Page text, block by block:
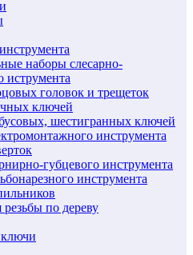
наборы слесарно-
иструмента
головок и трещеток
ключей
шестигранных ключей
инструмента
губцевого инструмента
инструмента
по дереву